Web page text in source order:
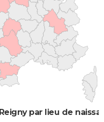
par lieu de